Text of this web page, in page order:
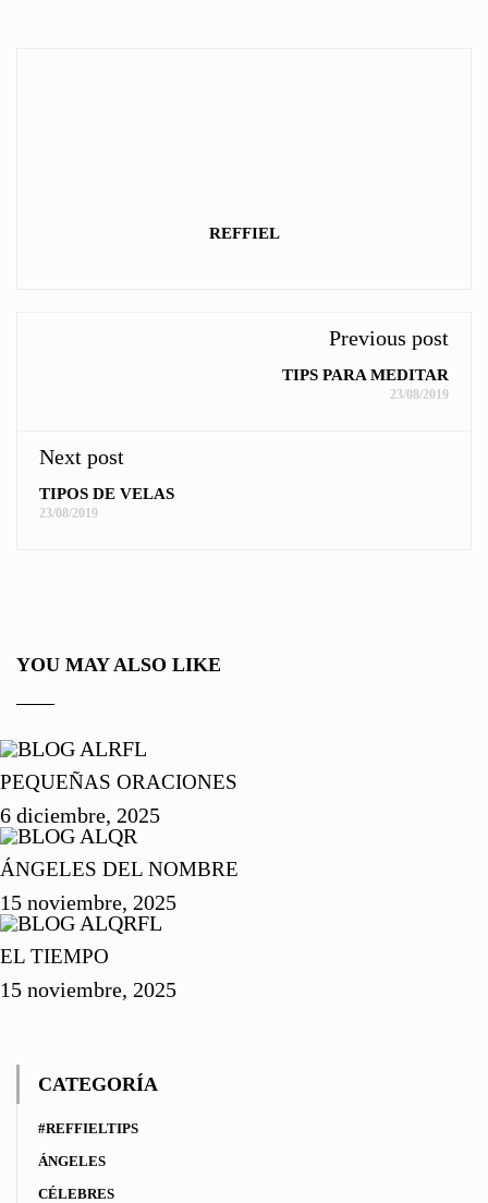
REFFIEL
Previous post
TIPS PARA MEDITAR
23/08/2019
Next post
TIPOS DE VELAS
23/08/2019
YOU MAY ALSO LIKE
PEQUEÑAS ORACIONES
6 diciembre, 2025
ÁNGELES DEL NOMBRE
15 noviembre, 2025
EL TIEMPO
15 noviembre, 2025
CATEGORÍA
#REFFIELTIPS
ÁNGELES
CÉLEBRES